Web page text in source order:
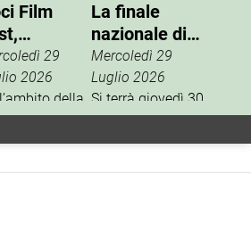
Film
29
2026
della
edizione del
Film Fest,
La finale
nazionale di
“Nasce un
Talento”
Mercoledì 29
Luglio 2026
Si terrà giovedì 30
luglio, in via M.
Luigi Gallo, la